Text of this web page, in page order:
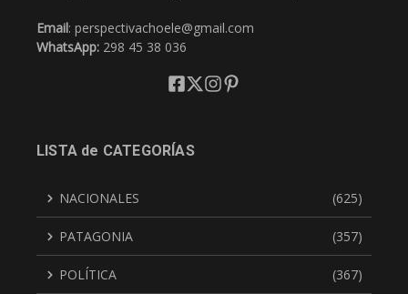
Email: perspectivachoele@gmail.com
WhatsApp: 298 45 38 036
LISTA de CATEGORÍAS
NACIONALES (625)
PATAGONIA (357)
POLÍTICA (367)